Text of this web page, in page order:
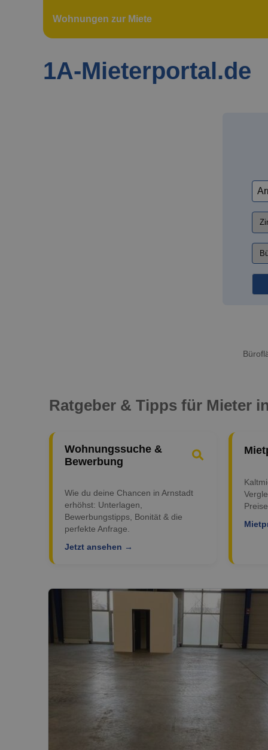
Wohnungen zur Miete
1A-Mieterportal.de
Ratgeber & Tipps für Mieter
Wohnungssuche &
Bewerbung
Wie du deine Chancen in Arnstadt
erhöhst: Unterlagen,
Bewerbungstipps, Bonität & die
perfekte Anfrage.
Jetzt ansehen →